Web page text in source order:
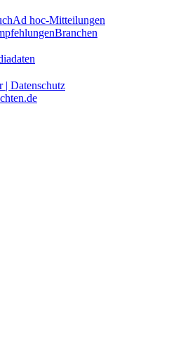
Ad hoc-Mitteilungen
Branchen
| Datenschutz